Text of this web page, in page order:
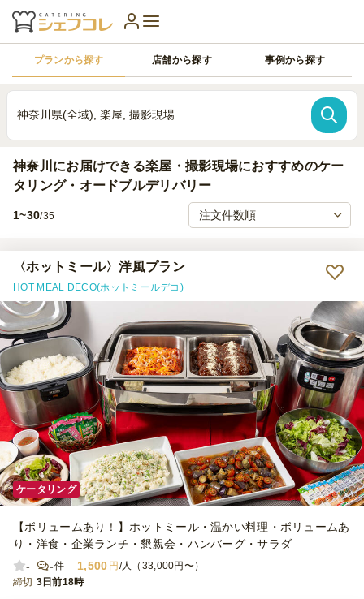
プランから探す 店舗から探す 事例から探す
神奈川県(全域), 楽屋, 撮影現場
神奈川にお届けできる楽屋・撮影現場におすすめのケー
タリング・オードブルデリバリー
1~30/35
〈ホットミール〉洋風プラン
HOT MEAL DECO(ホットミールデコ)
ケータリング
【ボリュームあり！】ホットミール・温かい料理・ボリュームあ
り・洋食・企業ランチ・懇親会・ハンバーグ・サラダ
-
-件 1,500 円 /人（33,000円〜）
締切 3日前18時